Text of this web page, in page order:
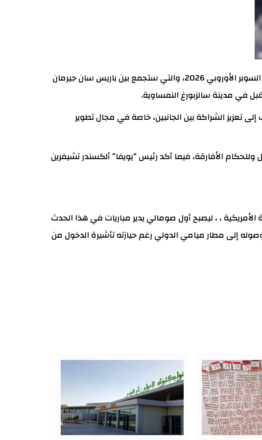
اختار الاتحاد الأوروبي لكرة القدم (يويفا) الحكم الصومالي عمر أرتان لإدارة المباراة المرتقبة من كأس السوبر الأوروبي 2026، والتي ستجمع بين باريس سان جيرمان
تعزيز الشراكة بين الجانبين، خاصة في مجال تطوير
الأفارقة، فيما أكد رئيس “يويفا” ألكسندر تشيفرين
، ، ليصبح أول صومالي يدير مباريات في هذا الحدث
إلى مطار ميامي الدولي رغم حيازته تأشيرة الدخول من